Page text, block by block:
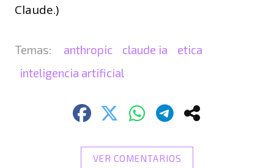
Claude.)
anthropic claude ia
etica
inteligencia artificial
VER COMENTARIOS